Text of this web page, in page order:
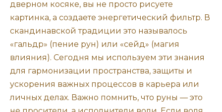
дверном косяке, вы не просто рисуете
картинка, а создаете энергетический фильтр. В
скандинавской традиции это называлось
«гальдр» (пение рун) или «сейд» (магия
влияния). Сегодня мы используем эти знания
для гармонизации пространства, защиты и
ускорения важных процессов в карьера или
личных делах. Важно помнить, что руны — это